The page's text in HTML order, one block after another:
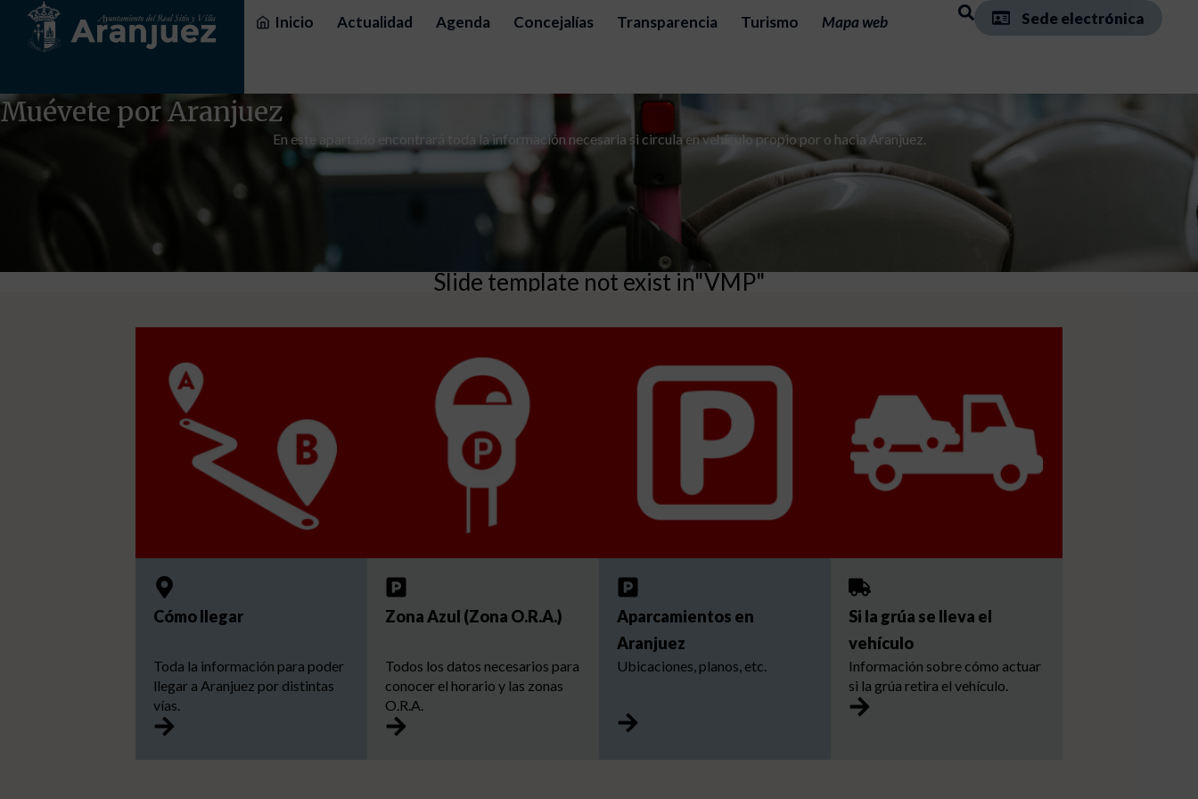
Inicio Actualidad Agenda Concejalías Transparencia Turismo Mapa web Sede electrónica
Muévete por Aranjuez
En este apartado encontrará toda la información necesaria si circula en vehículo propio por o hacia Aranjuez.
Slide template not exist in"VMP"
Cómo llegar
Toda la información para poder
llegar a Aranjuez por distintas
vías.
Zona Azul (Zona O.R.A.)
Todos los datos necesarios para
conocer el horario y las zonas
O.R.A.
Aparcamientos en
Aranjuez
Ubicaciones, planos, etc.
Si la grúa se lleva el
vehículo
Información sobre cómo actuar
si la grúa retira el vehículo.